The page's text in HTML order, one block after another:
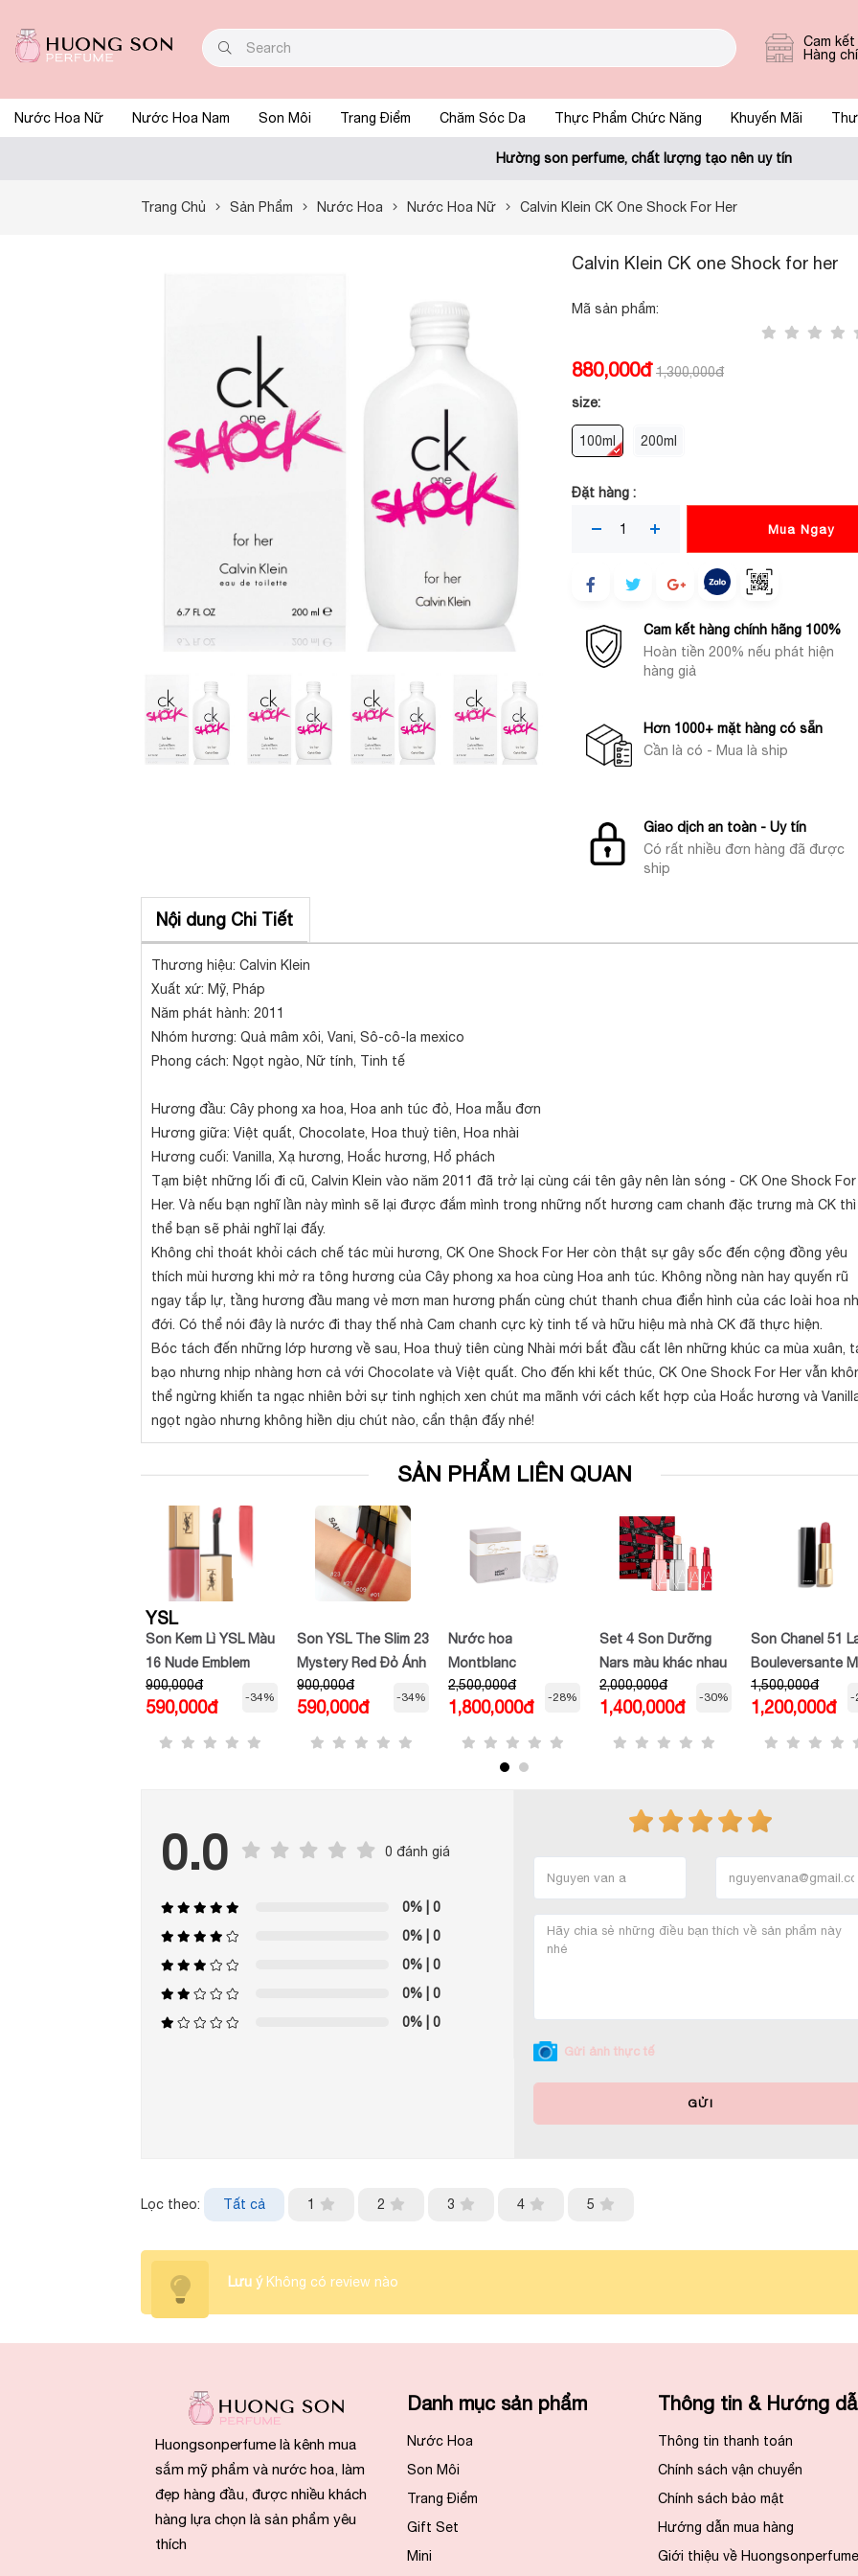
Cam kết
Hàng
Nước Hoa Nữ Nước Hoa Nam Son Môi Trang Điểm Chăm Sóc Da Thực Phẩm Chức Năng Khuyến Mãi
Hường son perfume, chất lượng tạo nên uy tín
Trang Chủ Sản Phẩm Nước Hoa Nước Hoa Nữ Calvin Klein CK One Shock For Her
Calvin Klein CK one Shock for her
Mã sản phẩm:
880,000đ 1,300,000đ
size:
100ml 200ml
Đặt hàng :
Mua Ngay
Cam kết hàng chính hãng 100%
Hoàn tiền 200% nếu phát hiện
hàng giả
Hơn 1000+ mặt hàng có sẵn
Cần là có - Mua là ship
Giao dịch an toàn - Uy tín
Có rất nhiều đơn hàng đã được
ship
Nội dung Chi Tiết
Thương hiệu: Calvin Klein
Xuất xứ: Mỹ, Pháp
Năm phát hành: 2011
Nhóm hương: Quả mâm xôi, Vani, Sô-cô-la mexico
Phong cách: Ngọt ngào, Nữ tính, Tinh tế
Hương đầu: Cây phong xa hoa, Hoa anh túc đỏ, Hoa mẫu đơn
Hương giữa: Việt quất, Chocolate, Hoa thuỷ tiên, Hoa nhài
Hương cuối: Vanilla, Xạ hương, Hoắc hương, Hổ phách
Tạm biệt những lối đi cũ, Calvin Klein vào năm 2011 đã trở lại cùng cái tên gây nên làn sóng - CK One Shock For
Her. Và nếu bạn nghĩ lần này mình sẽ lại được đắm mình trong những nốt hương cam chanh đặc trưng mà CK
thể bạn sẽ phải nghĩ lại đấy.
Không chỉ thoát khỏi cách chế tác mùi hương, CK One Shock For Her còn thật sự gây sốc đến cộng đồng yêu
thích mùi hương khi mở ra tông hương của Cây phong xa hoa cùng Hoa anh túc. Không nồng nàn hay quyến rũ
ngay tắp lự, tầng hương đầu mang vẻ mơn man hương phấn cùng chút thanh chua điển hình của các loài hoa
đới. Có thể nói đây là nước đi thay thế nhà Cam chanh cực kỳ tinh tế và hữu hiệu mà nhà CK đã thực hiện.
Bóc tách đến những lớp hương về sau, Hoa thuỷ tiên cùng Nhài mới bắt đầu cất lên những khúc ca mùa xuân,
bạo nhưng nhịp nhàng hơn cả với Chocolate và Việt quất. Cho đến khi kết thúc, CK One Shock For Her vẫn
thể ngừng khiến ta ngạc nhiên bởi sự tinh nghịch xen chút ma mãnh với cách kết hợp của Hoắc hương và
ngọt ngào nhưng không hiền dịu chút nào, cẩn thận đấy nhé!
SẢN PHẨM LIÊN QUAN
YSL
Son Kem Lì YSL Màu
16 Nude Emblem
900,000đ
590,000đ
-34%
Son YSL The Slim 23
Mystery Red Đỏ Ánh
Cam unbox
900,000đ
590,000đ
-34%
Nước hoa
Montblanc
Signature
2,500,000đ
1,800,000đ
-28%
Set 4 Son Dưỡng
Nars màu khác nhau
2,000,000đ
1,400,000đ
-30%
Son Chanel 51
Bouleversante
Đỏ Hồng Cherry
1,500,000đ
1,200,000đ
-
0.0 0 đánh giá
0% | 0
0% | 0
0% | 0
0% | 0
0% | 0
Gửi ảnh thực tế
GỬI
Lọc theo: Tất cả 1 2 3 4 5
Lưu ýKhông có review nào
Huongsonperfume là kênh mua
sắm mỹ phẩm và nước hoa, làm
đẹp hàng đầu, được nhiều khách
hàng lựa chọn là sản phẩm yêu
thích
Danh mục sản phẩm
Nước Hoa
Son Môi
Trang Điểm
Gift Set
Mini
Thông tin & Hướng
Thông tin thanh toán
Chính sách vận chuyển
Chính sách bảo mật
Hướng dẫn mua hàng
Giới thiệu về Huongsonperfume